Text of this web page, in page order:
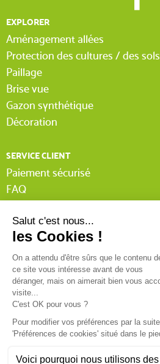
EXPLORER
Aménagement allées
Protection des cultures / des sols
Paillage
Brise vue
Gazon synthétique
Décoration
SERVICE CLIENT
Paiement sécurisé
FAQ
Lexique Tissnet
Suivi commande invité
Contactez-nous